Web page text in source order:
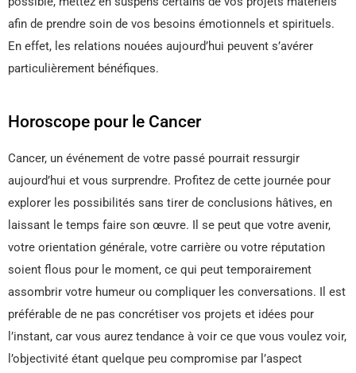
afin de prendre soin de vos besoins émotionnels et spirituels.
En effet, les relations nouées aujourd’hui peuvent s’avérer
particulièrement bénéfiques.
Horoscope pour le Cancer
Cancer, un événement de votre passé pourrait ressurgir
aujourd’hui et vous surprendre. Profitez de cette journée pour
explorer les possibilités sans tirer de conclusions hâtives, en
laissant le temps faire son œuvre. Il se peut que votre avenir,
votre orientation générale, votre carrière ou votre réputation
soient flous pour le moment, ce qui peut temporairement
assombrir votre humeur ou compliquer les conversations. Il est
préférable de ne pas concrétiser vos projets et idées pour
l’instant, car vous aurez tendance à voir ce que vous voulez voir,
l’objectivité étant quelque peu compromise par l’aspect